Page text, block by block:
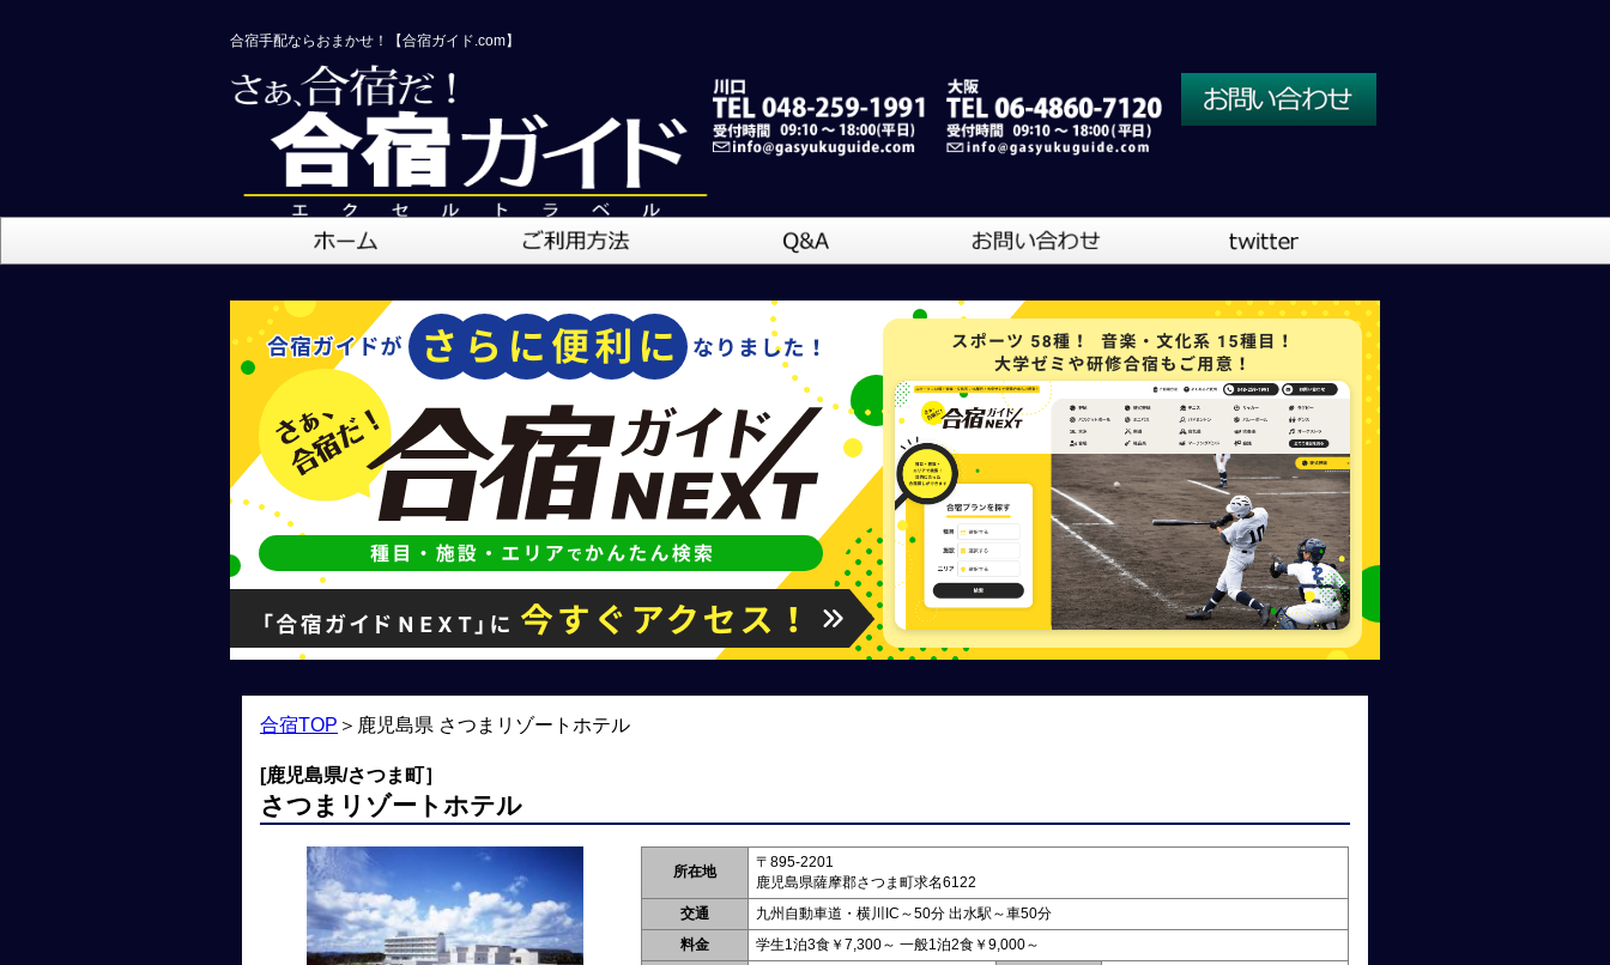
合宿手配ならおまかせ！【合宿ガイド.com】
大阪営業所
吹奏楽
合宿TOP ＞ 鹿児島県 さつまリゾートホテル
[鹿児島県/さつま町］
さつまリゾートホテル
所在地
〒895-2201
鹿児島県薩摩郡さつま町求名6122
交通
九州自動車道・横川IC～50分 出水駅～車50分
料金
学生1泊3食￥7,300～ 一般1泊2食￥9,000～